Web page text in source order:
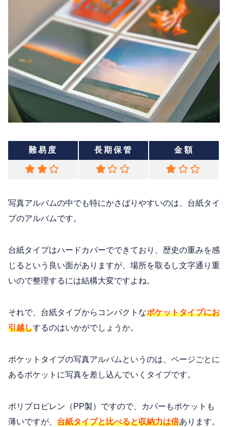
難易度 長期保管 金額
写真アルバムの中でも特にかさばりやすいのは、台紙タイ
プのアルバムです。
台紙タイプはハードカバーでできており、歴史の重みを感
じるという良い面がありますが、場所を取るし文字通り重
いので整理するには結構大変ですよね。
それで、台紙タイプからコンパクトなポケットタイプにお
引越しするのはいかがでしょうか。
ポケットタイプの写真アルバムというのは、ページごとに
あるポケットに写真を差し込んでいくタイプです。
ポリプロピレン（PP製）ですので、カバーもポケットも
薄いですが、 台紙タイプと比べると収納力は倍あります。